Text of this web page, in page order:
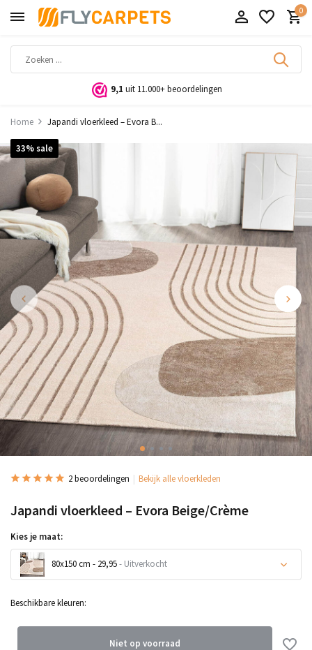
0
9,1 uit 11.000+ beoordelingen
Home Japandi vloerkleed – Evora B...
33% sale
2 beoordelingen Bekijk alle vloerkleden
Japandi vloerkleed – Evora Beige/Crème
Kies je maat:
80x150 cm - 29,95- Uitverkocht
Uitverkocht
Beschikbare kleuren:
Niet op voorraad